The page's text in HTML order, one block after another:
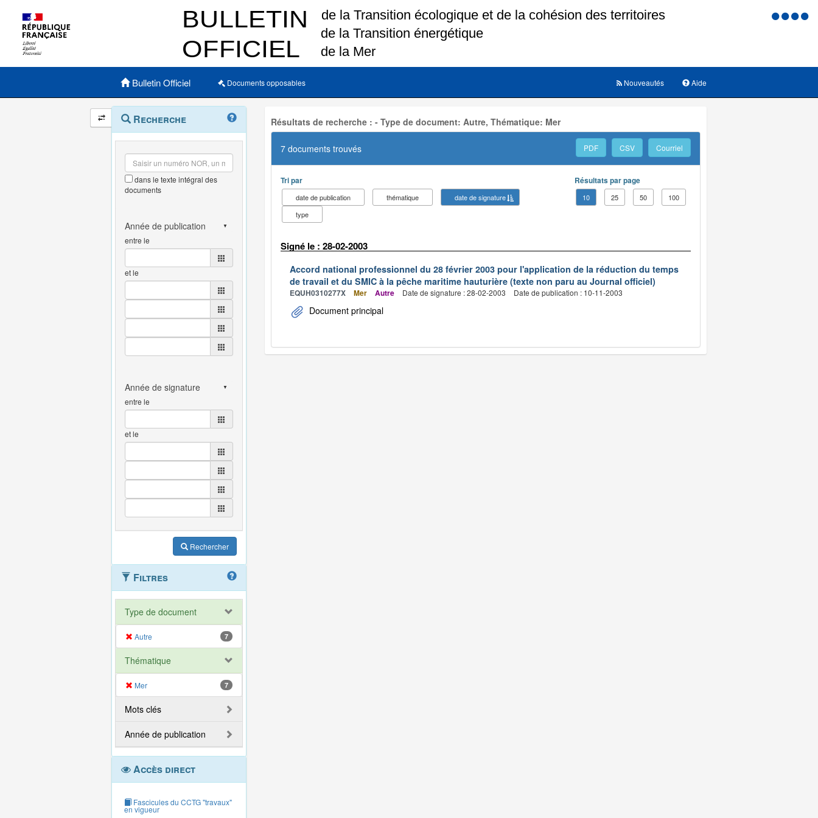
Menu
Menu principal
Bulletin Officiel Documents opposables Aide
Nouveautés
Navigation
et
outils
annexes
Menu
contextuel
Recherche
dans le texte intégral des
documents
entre le
et le
entre le
et le
Rechercher
Filtres
Type de document
Autre 7
Thématique
Mer 7
Mots clés
Année de publication
Accès direct
Fascicules du CCTG "travaux"
en vigueur
Résultats de recherche : - Type de document: Autre, Thématique: Mer
7 documents trouvés PDF CSV Courriel
Tri par
date de publication thématique
date de signature
type
Résultats par page
10 25 50 100
Signé le : 28-02-2003
Accord national professionnel du 28 février 2003 pour l'application de la réduction du temps
de travail et du SMIC à la pêche maritime hauturière (texte non paru au Journal officiel)
EQUH0310277X Mer Autre Date de signature : 28-02-2003 Date de publication : 10-11-2003
Document principal